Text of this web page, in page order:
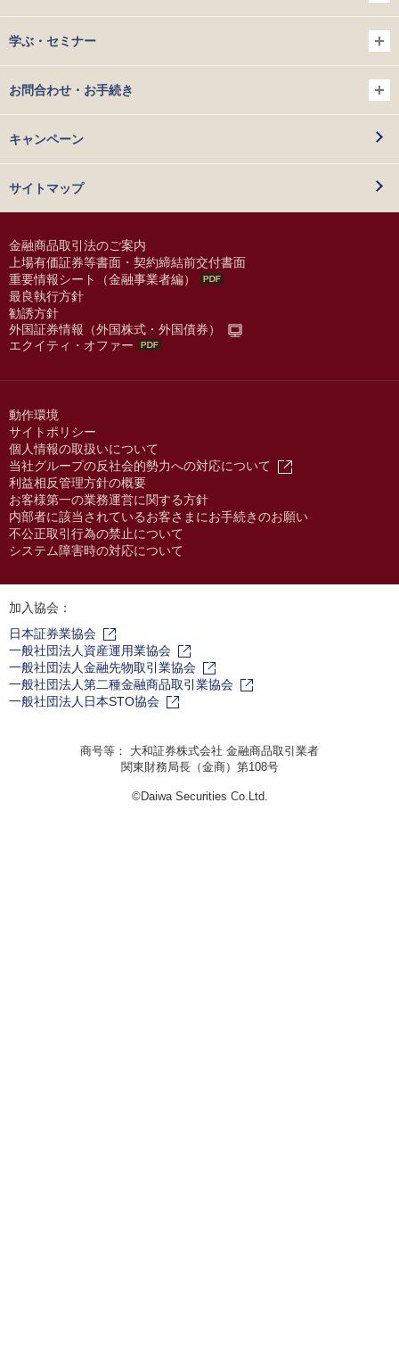
学ぶ・セミナー
お問合わせ・お手続き
キャンペーン
サイトマップ
金融商品取引法のご案内
上場有価証券等書面・契約締結前交付書面
重要情報シート（金融事業者編）
最良執行方針
勧誘方針
外国証券情報（外国株式・外国債券）
エクイティ・オファー
動作環境
サイトポリシー
個人情報の取扱いについて
当社グループの反社会的勢力への対応について
利益相反管理方針の概要
お客様第一の業務運営に関する方針
内部者に該当されているお客さまにお手続きのお願い
不公正取引行為の禁止について
システム障害時の対応について
加入協会：
日本証券業協会
一般社団法人資産運用業協会
一般社団法人金融先物取引業協会
一般社団法人第二種金融商品取引業協会
一般社団法人日本STO協会
商号等： 大和証券株式会社 金融商品取引業者
関東財務局長（金商）第108号
©Daiwa Securities Co.Ltd.